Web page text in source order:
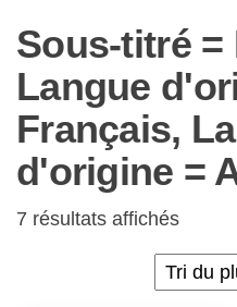
Sous-titré =
Langue
Français,
d'origine =
7 résultats affichés